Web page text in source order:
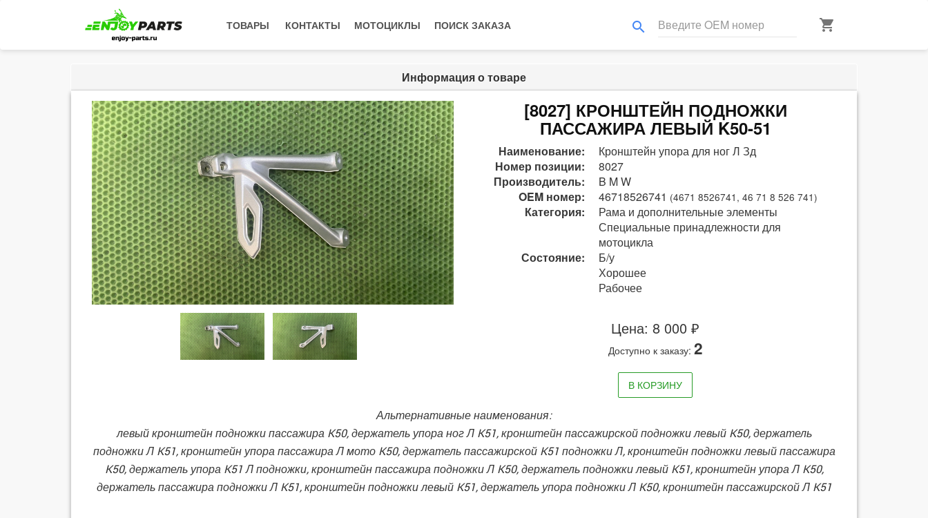
ТОВАРЫ КОНТАКТЫ МОТОЦИКЛЫ ПОИСК ЗАКАЗА search shopping_cart
Информация о товаре
[8027] КРОНШТЕЙН ПОДНОЖКИ
ПАССАЖИРА ЛЕВЫЙ K50-51
Наименование:
Кронштейн упора для ног Л Зд
Номер позиции:
8027
Производитель:
B M W
OEM номер:
46718526741 (4671 8526741, 46 71 8 526 741)
Категория:
Рама и дополнительные элементы
Специальные принадлежности для
мотоцикла
Состояние:
Б/у
Хорошее
Рабочее
Цена: 8 000 ₽
Доступно к заказу: 2
В КОРЗИНУ
Альтернативные наименования:
левый кронштейн подножки пассажира K50, держатель упора ног Л K51, кронштейн пассажирской подножки левый K50, держатель
подножки Л K51, кронштейн упора пассажира Л мото K50, держатель пассажирской K51 подножки Л, кронштейн подножки левый пассажира
K50, держатель упора K51 Л подножки, кронштейн пассажира подножки Л K50, держатель подножки левый K51, кронштейн упора Л K50,
держатель пассажира подножки Л K51, кронштейн подножки левый K51, держатель упора подножки Л K50, кронштейн пассажирской Л K51